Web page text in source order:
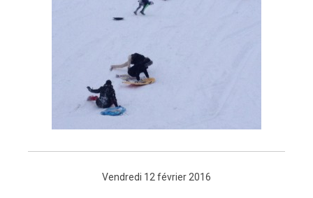
Vendredi 12 février 2016